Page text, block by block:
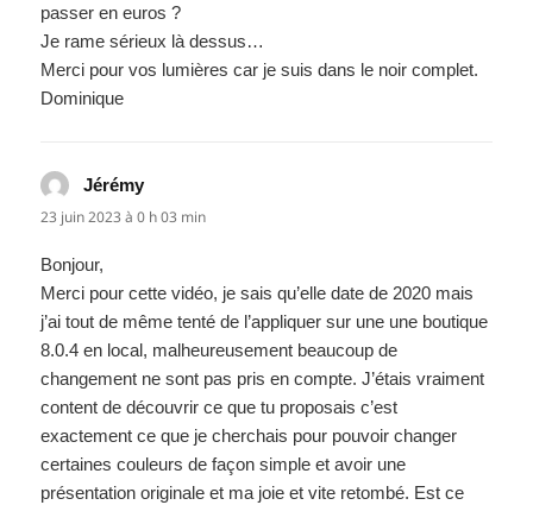
passer en euros ?
Je rame sérieux là dessus…
Merci pour vos lumières car je suis dans le noir complet.
Dominique
Jérémy
23 juin 2023 à 0 h 03 min
Bonjour,
Merci pour cette vidéo, je sais qu’elle date de 2020 mais
j’ai tout de même tenté de l’appliquer sur une une boutique
8.0.4 en local, malheureusement beaucoup de
changement ne sont pas pris en compte. J’étais vraiment
content de découvrir ce que tu proposais c’est
exactement ce que je cherchais pour pouvoir changer
certaines couleurs de façon simple et avoir une
présentation originale et ma joie et vite retombé. Est ce